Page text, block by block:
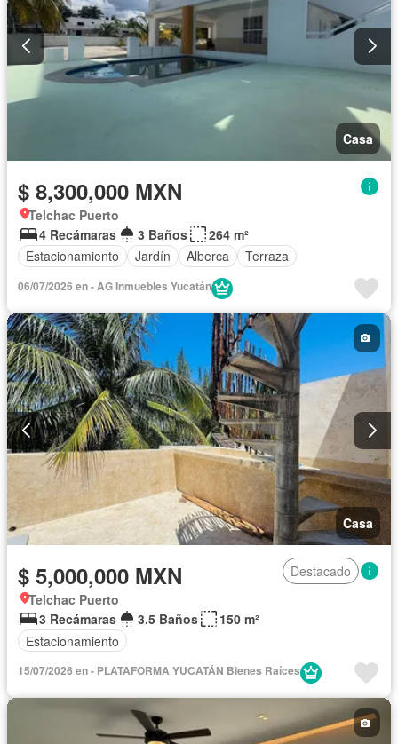
Casa
$ 8,300,000 MXN
Telchac Puerto
4 Recámaras
3 Baños
264 m²
Estacionamiento
Jardín Alberca Terraza
06/07/2026 en - AG Inmuebles Yucatán
Casa
$ 5,000,000 MXN
Destacado
Telchac Puerto
3 Recámaras
3.5 Baños
150 m²
Estacionamiento
15/07/2026 en - PLATAFORMA YUCATÁN Bienes Raíces